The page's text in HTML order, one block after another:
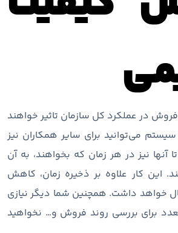
در عملکرد کل سازمان تاثیر خواهند
می‌توانید برای سایر همکاران نیز
آنها نیز در هر زمان که بخواهند، به آن
این کار علاوه بر ذخیره زمان، کاهش
خواهد داشت. همچنین شما دیگر نیازی
برای بررسی روند فروش و… نخواهید